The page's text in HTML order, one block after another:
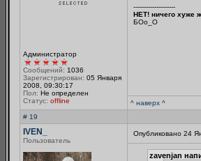
Администратор
Сообщений: 1036
Зарегистрирован: 05 Января
2008, 09:30:17
Пол: Не определен
Статус: offline
--------------------
НЕТ! ничего хуже
БОo_O
^ наверх ^
# 19
IVEN_
Пользователь
Опубликовано 24
zavenjan